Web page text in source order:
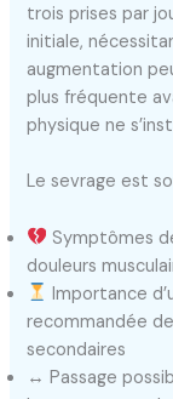
trois prises par
initiale,
augmentation
plus fréquente
physique ne
Le sevrage est
Symptômes
douleurs
Importance
recommandée
secondaires
↔️ Passage